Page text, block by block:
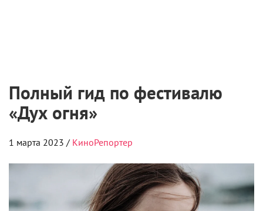
Полный гид по фестивалю
«Дух огня»
1 марта 2023 / КиноРепортер